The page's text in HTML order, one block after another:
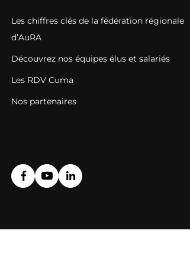
Les chiffres clés de la fédération régionale
d’AuRA
Découvrez nos équipes élus et salariés
Les RDV Cuma
Nos partenaires